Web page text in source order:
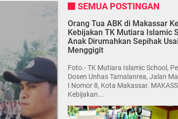
SEMUA POSTINGAN
Orang Tua ABK di Makassar
Kebijakan TK Mutiara Islamic
Anak Dirumahkan Sepihak
Menggigit
Foto.- TK Mutiara Islamic School,
Dosen Unhas Tamalanrea, Jalan
I Nomor 8, Kota Makassar.
Kebijakan...